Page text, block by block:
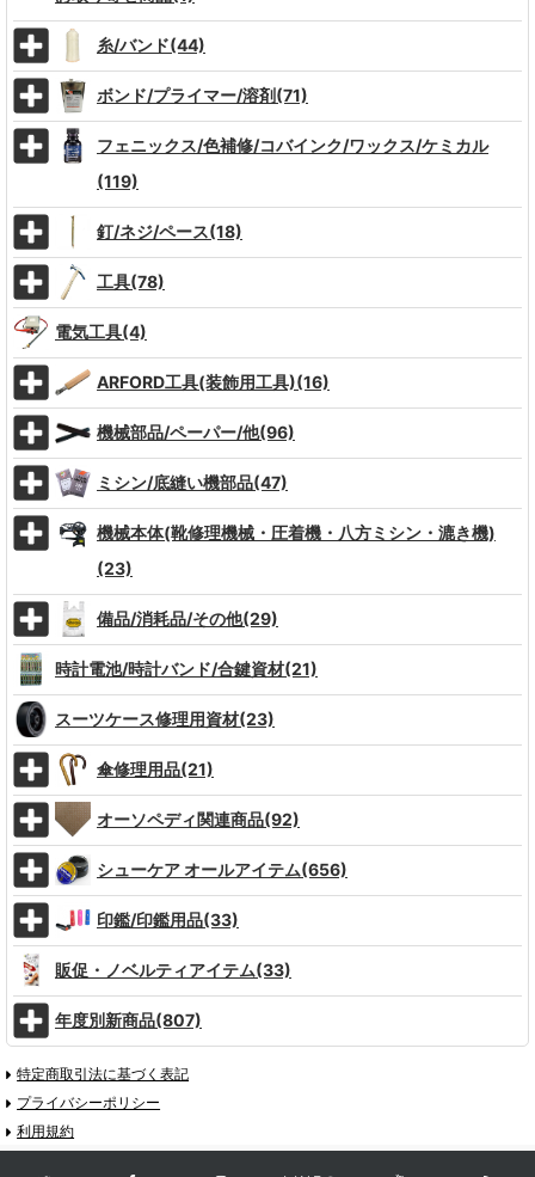
糸/バンド(44)
ボンド/プライマー/溶剤(71)
フェニックス/色補修/コバインク/ワックス/ケミカル
(119)
釘/ネジ/ペース(18)
工具(78)
電気工具(4)
ARFORD工具(装飾用工具)(16)
機械部品/ペーパー/他(96)
ミシン/底縫い機部品(47)
機械本体(靴修理機械・圧着機・八方ミシン・漉き機)
(23)
備品/消耗品/その他(29)
時計電池/時計バンド/合鍵資材(21)
スーツケース修理用資材(23)
傘修理用品(21)
オーソペディ関連商品(92)
シューケア オールアイテム(656)
印鑑/印鑑用品(33)
販促・ノベルティアイテム(33)
年度別新商品(807)
特定商取引法に基づく表記
プライバシーポリシー
利用規約